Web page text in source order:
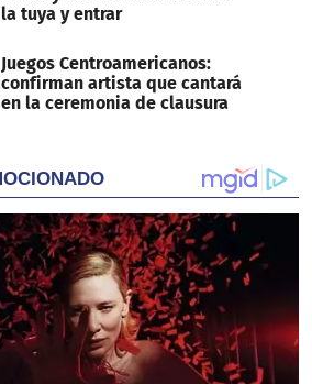
la tuya y entrar
Juegos Centroamericanos:
confirman artista que cantará
en la ceremonia de clausura